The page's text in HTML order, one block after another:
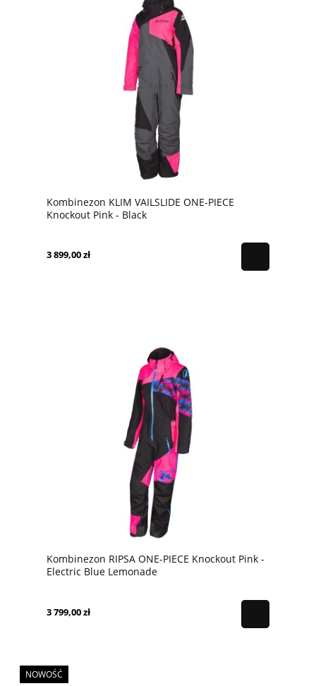
Kombinezon KLIM VAILSLIDE ONE-PIECE
Knockout Pink - Black
3 899,00 zł
Kombinezon RIPSA ONE-PIECE Knockout Pink -
Electric Blue Lemonade
3 799,00 zł
NOWOŚĆ